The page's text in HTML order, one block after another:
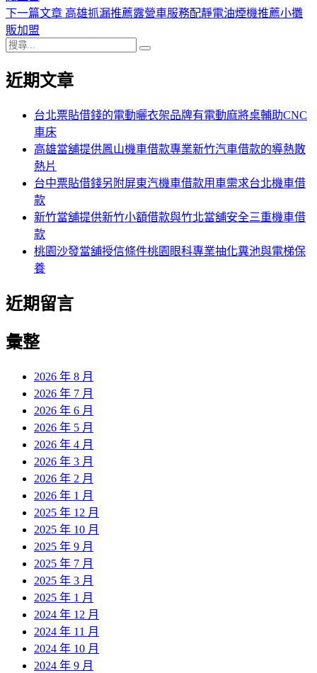
章
導
覽
篇
下一篇文章 下
章:
高雄抓漏推薦露營車服務配靜電油煙機推薦小攤
販加盟
搜
關
近期文章
台北票貼借錢的電動曬衣架品牌有電動麻將桌輔助CNC
車床
高雄當舖提供鳳山機車借款專業新竹汽車借款的導熱散
熱片
台中票貼借錢另附屏東汽機車借款用車需求台北機車借
款
新竹當舖提供新竹小額借款與竹北當舖安全三重機車借
款
桃園沙發當舖授信條件桃園眼科專業抽化糞池與電梯保
養
近期留言
彙整
2026 年 8 月
2026 年 7 月
2026 年 6 月
2026 年 5 月
2026 年 4 月
2026 年 3 月
2026 年 2 月
2026 年 1 月
2025 年 12 月
2025 年 10 月
2025 年 9 月
2025 年 7 月
2025 年 3 月
2025 年 1 月
2024 年 12 月
2024 年 11 月
2024 年 10 月
2024 年 9 月